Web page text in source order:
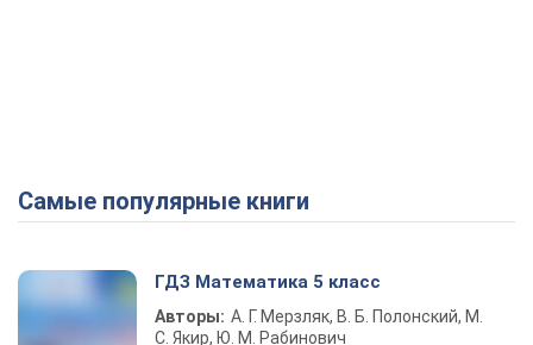
Самые популярные книги
ГДЗ Математика 5 класс
Авторы: А. Г. Мерзляк, В. Б. Полонский, М.
С. Якир, Ю. М. Рабинович